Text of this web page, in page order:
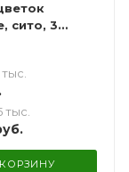
сито, 3
лопатка и
тыс.